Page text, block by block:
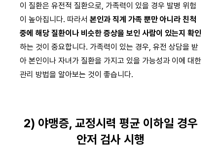
이 질환은 유전적 질환으로, 가족력이 있을 경우 발병 위험
이 높아집니다. 따라서 본인과 직계 가족 뿐만 아니라 친척
중에 해당 질환이나 비슷한 증상을 보인 사람이 있는지 확인
하는 것이 중요합니다. 가족력이 있는 경우, 유전 상담을 받
아 본인이나 자녀가 질환을 가지고 있을 가능성과 이에 대한
관리 방법을 알아보는 것이 좋습니다.
2) 야맹증, 교정시력 평균 이하일 경우
안저 검사 시행